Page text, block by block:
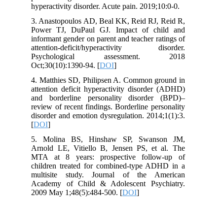
hyperactivity disorder. Acute pain. 2019;10:0-0.
3. Anastopoulos AD, Beal KK, Reid RJ, Reid R,
Power TJ, DuPaul GJ. Impact of child and
informant gender on parent and teacher ratings of
attention-deficit/hyperactivity disorder.
Psychological assessment. 2018
Oct;30(10):1390-94. [DOI
4. Matthies SD, Philipsen A. Common ground in
attention deficit hyperactivity disorder (ADHD)
and borderline personality disorder (BPD)–
review of recent findings. Borderline personality
disorder and emotion dysregulation. 2014;1(1):3.
[DOI
5. Molina BS, Hinshaw SP, Swanson JM,
Arnold LE, Vitiello B, Jensen PS, et al. The
MTA at 8 years: prospective follow-up of
children treated for combined-type ADHD in a
multisite study. Journal of the American
Academy of Child & Adolescent Psychiatry.
2009 May 1;48(5):484-500. [DOI